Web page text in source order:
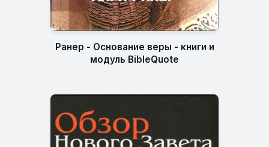
Ранер - Основание веры - книги и
модуль BibleQuote